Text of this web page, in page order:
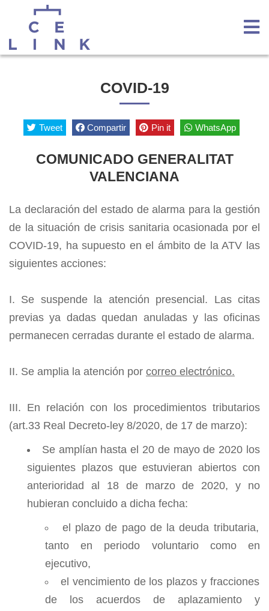
COVID-19
Tweet Compartir Pin it WhatsApp
COMUNICADO GENERALITAT
VALENCIANA
La declaración del estado de alarma para la gestión
de la situación de crisis sanitaria ocasionada por el
COVID-19, ha supuesto en el ámbito de la ATV las
siguientes acciones:
I. Se suspende la atención presencial. Las citas
previas ya dadas quedan anuladas y las oficinas
permanecen cerradas durante el estado de alarma.
II. Se amplia la atención por correo electrónico.
III. En relación con los procedimientos tributarios
(art.33 Real Decreto-ley 8/2020, de 17 de marzo):
Se amplían hasta el 20 de mayo de 2020 los
siguientes plazos que estuvieran abiertos con
anterioridad al 18 de marzo de 2020, y no
hubieran concluido a dicha fecha:
el plazo de pago de la deuda tributaria,
tanto en periodo voluntario como en
ejecutivo,
el vencimiento de los plazos y fracciones
de los acuerdos de aplazamiento y